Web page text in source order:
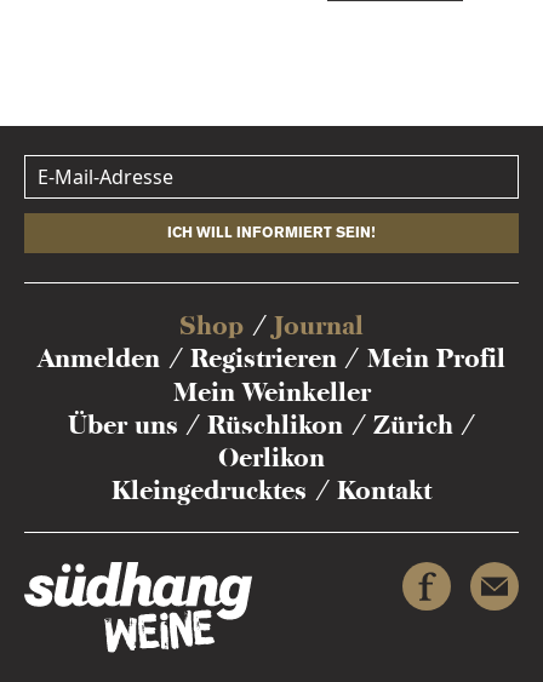
ICH WILL INFORMIERT SEIN!
Shop
Journal
Anmelden
Registrieren
Mein Profil
Mein Weinkeller
Über uns
Rüschlikon
Zürich
Oerlikon
Kleingedrucktes
Kontakt